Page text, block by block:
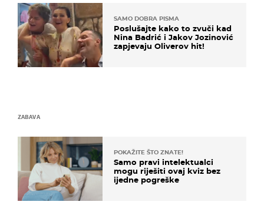
SAMO DOBRA PISMA
Poslušajte kako to zvuči kad
Nina Badrić i Jakov Jozinović
zapjevaju Oliverov hit!
ZABAVA
POKAŽITE ŠTO ZNATE!
Samo pravi intelektualci
mogu riješiti ovaj kviz bez
ijedne pogreške